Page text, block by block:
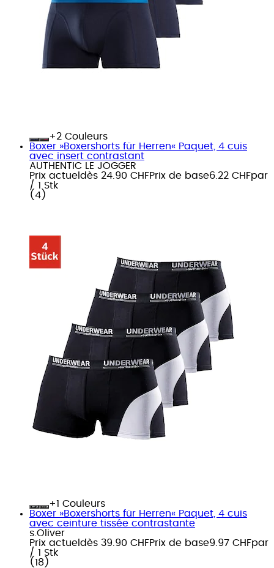
+
Couleurs
Boxer »Boxershorts für Herren« Paquet, 4 cuis
avec insert contrastant
AUTHENTIC LE JOGGER
Prix actuel dès 24.90 CHFPrix de base6.22 CHFpar
/ 1 Stk
( 4 )
+
Couleurs
Boxer »Boxershorts für Herren« Paquet, 4 cuis
avec ceinture tissée contrastante
s.Oliver
Prix actuel dès 39.90 CHFPrix de base9.97 CHFpar
/ 1 Stk
( 18 )